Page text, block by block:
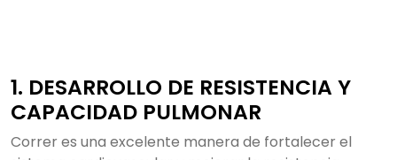
1. DESARROLLO DE RESISTENCIA Y
CAPACIDAD PULMONAR
Correr es una excelente manera de fortalecer el